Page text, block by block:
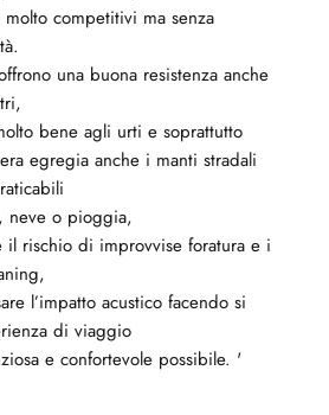
competitivi ma senza
una buona resistenza anche
bene agli urti e soprattutto
egregia anche i manti stradali
neve o pioggia,
il rischio di improvvise foratura e i
l’impatto acustico facendo si
di viaggio
e confortevole possibile. '